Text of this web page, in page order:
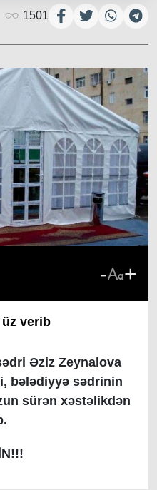
1501
- +
verib
Əziz Zeynalova
bələdiyyə sədrinin
sürən xəstəlikdən